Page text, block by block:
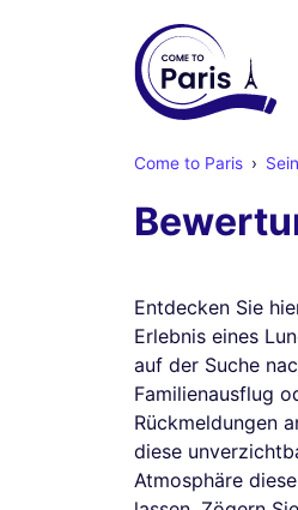
Come to Paris
Entdecken Sie
Erlebnis eines
auf der Suche
Familienausflug
Rückmeldungen
diese
Atmosphäre